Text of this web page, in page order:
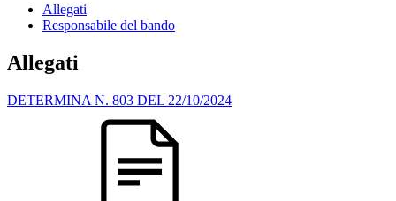
Allegati
Responsabile del bando
Allegati
DETERMINA N. 803 DEL 22/10/2024